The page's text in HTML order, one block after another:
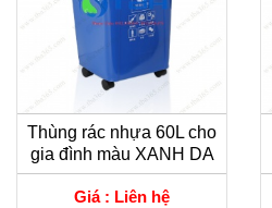
Thùng rác nhựa 60L cho
gia đình màu XANH DA
TRỜI
Giá : Liên hệ